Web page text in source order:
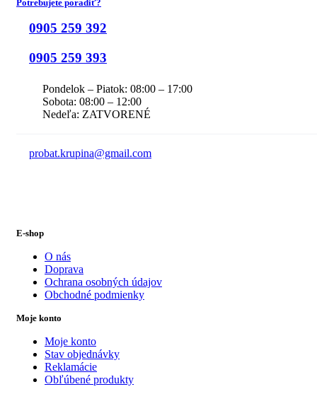
Potrebujete poradiť?
0905 259 392
0905 259 393
Pondelok – Piatok: 08:00 – 17:00
Sobota: 08:00 – 12:00
Nedeľa: ZATVORENÉ
probat.krupina@gmail.com
E-shop
O nás
Doprava
Ochrana osobných údajov
Obchodné podmienky
Moje konto
Moje konto
Stav objednávky
Reklamácie
Obľúbené produkty